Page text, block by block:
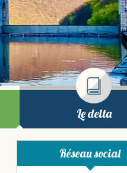
Le delta
Réseau social